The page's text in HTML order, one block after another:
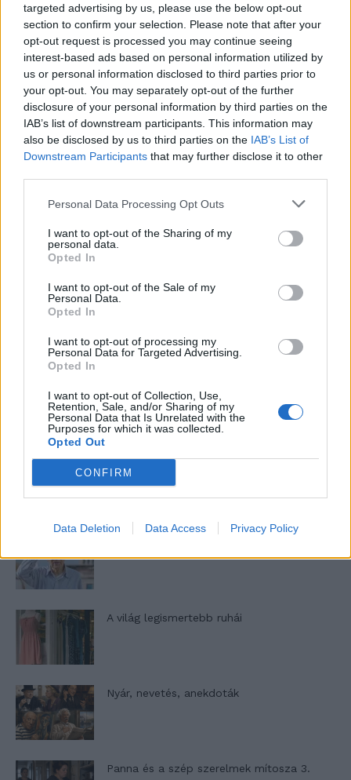
targeted advertising by us, please use the below opt-out
section to confirm your selection. Please note that after your
opt-out request is processed you may continue seeing
interest-based ads based on personal information utilized by
us or personal information disclosed to third parties prior to
your opt-out. You may separately opt-out of the further
disclosure of your personal information by third parties on the
IAB’s list of downstream participants. This information may
also be disclosed by us to third parties on the IAB’s List of
Downstream Participants that may further disclose it to other
Personal Data Processing Opt Outs
I want to opt-out of the Sharing of my
personal data.
Opted In
I want to opt-out of the Sale of my
Personal Data.
Opted In
I want to opt-out of processing my
Personal Data for Targeted Advertising.
Opted In
I want to opt-out of Collection, Use,
Retention, Sale, and/or Sharing of my
Personal Data that Is Unrelated with the
Purposes for which it was collected.
Opted Out
CONFIRM
Data Deletion Data Access Privacy Policy
Szent Genovéva, a túlélő Franciaország
jelképe
Minka 12. rész
Minka 11. rész
T. szereti a fiatal lányokat 14. rész
A legidegesítőbb kifejezések laza
gyűjteménye
Elyna Robbs: Adéle és az örökölt árnyak
A világ legismertebb ruhái
Nyár, nevetés, anekdoták
Panna és a szép szerelmek mítosza 3.